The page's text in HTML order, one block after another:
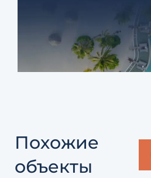
Похожие
объекты